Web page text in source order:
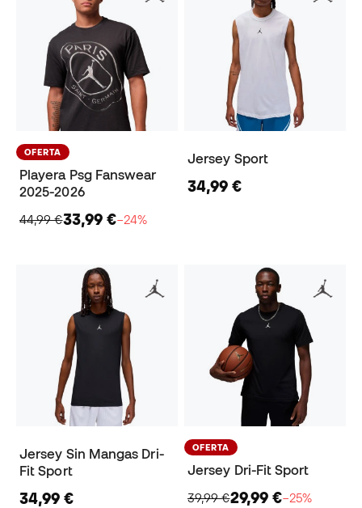
OFERTA
Playera Psg Fanswear
2025-2026
44,99 €33,99 €−24%
Jersey Sport
34,99 €
Jersey Sin Mangas Dri-
Fit Sport
34,99 €
OFERTA
Jersey Dri-Fit Sport
39,99 €29,99 €−25%